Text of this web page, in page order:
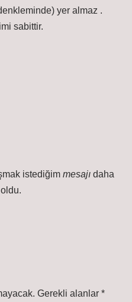
yer almaz .
sabittir.
istediğim mesajı daha
Gerekli alanlar *